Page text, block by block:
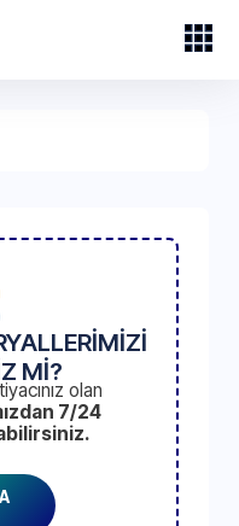
Mİ?
olan
7/24